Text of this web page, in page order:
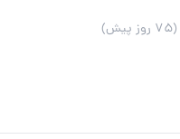
(75 روز پیش)